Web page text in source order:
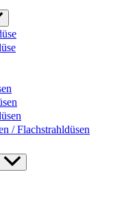
/ Flachstrahldüsen